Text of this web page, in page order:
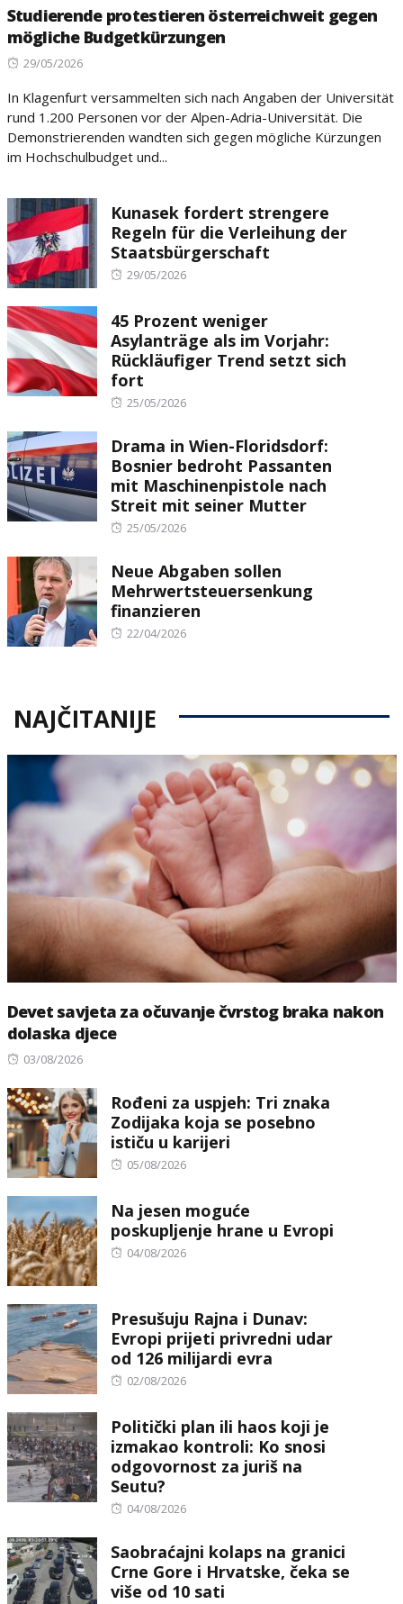
Studierende protestieren österreichweit gegen
mögliche Budgetkürzungen
Posted
29/05/2026
In Klagenfurt versammelten sich nach Angaben der Universität
rund 1.200 Personen vor der Alpen-Adria-Universität. Die
Demonstrierenden wandten sich gegen mögliche Kürzungen
im Hochschulbudget und...
Kunasek fordert strengere
Regeln für die Verleihung der
Staatsbürgerschaft
Posted
29/05/2026
45 Prozent weniger
Asylanträge als im Vorjahr:
Rückläufiger Trend setzt sich
fort
Posted
25/05/2026
Drama in Wien-Floridsdorf:
Bosnier bedroht Passanten
mit Maschinenpistole nach
Streit mit seiner Mutter
Posted
25/05/2026
Neue Abgaben sollen
Mehrwertsteuersenkung
finanzieren
Posted
22/04/2026
NAJČITANIJE
Devet savjeta za očuvanje čvrstog braka nakon
dolaska djece
Posted
03/08/2026
Rođeni za uspjeh: Tri znaka
Zodijaka koja se posebno
ističu u karijeri
Posted
05/08/2026
Na jesen moguće
poskupljenje hrane u Evropi
Posted
04/08/2026
Presušuju Rajna i Dunav:
Evropi prijeti privredni udar
od 126 milijardi evra
Posted
02/08/2026
Politički plan ili haos koji je
izmakao kontroli: Ko snosi
odgovornost za juriš na
Seutu?
Posted
04/08/2026
Saobraćajni kolaps na granici
Crne Gore i Hrvatske, čeka se
više od 10 sati